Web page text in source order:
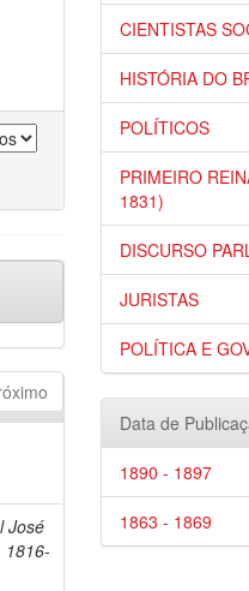
José
1816-
CIENTISTAS
HISTÓRIA DO
POLÍTICOS
PRIMEIRO
1831)
DISCURSO
JURISTAS
POLÍTICA E
Data de
1890 - 1897
1863 - 1869